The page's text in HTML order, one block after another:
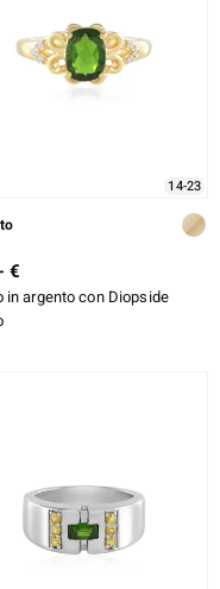
14-23
€
in argento con Diopside